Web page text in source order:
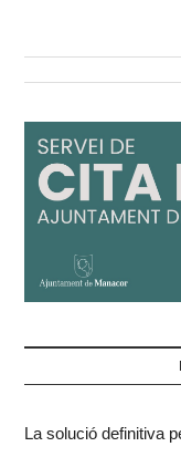
La solució definitiva